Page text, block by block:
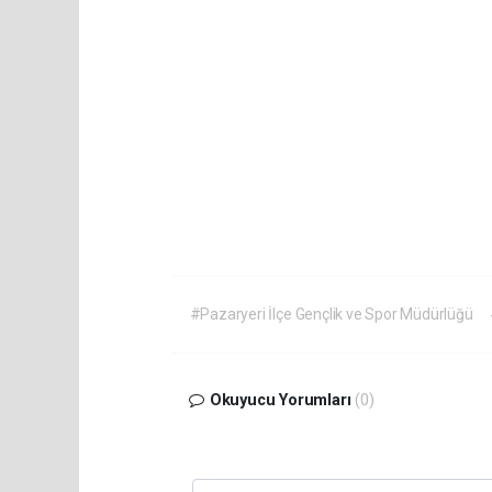
#Pazaryeri İlçe Gençlik ve Spor Müdürlüğü
Okuyucu Yorumları (0)